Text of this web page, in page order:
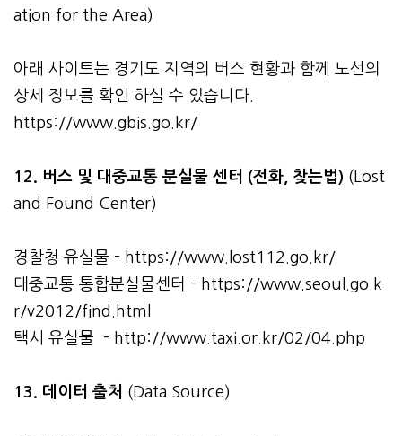
ation for the Area)
아래 사이트는 경기도 지역의 버스 현황과 함께 노선의
상세 정보를 확인 하실 수 있습니다.
https://www.gbis.go.kr/
12. 버스 및 대중교통 분실물 센터 (전화, 찾는법) (Lost
and Found Center)
경찰청 유실물 - https://www.lost112.go.kr/
대중교통 통합분실물센터 - https://www.seoul.go.k
r/v2012/find.html
택시 유실물 - http://www.taxi.or.kr/02/04.php
13. 데이터 출처 (Data Source)